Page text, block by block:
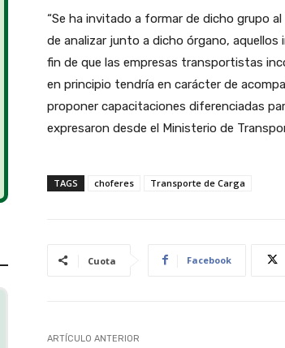
“Se ha invitado a formar de dicho grupo
de analizar junto a dicho órgano,
fin de que las empresas transportistas
en principio tendría en carácter de
proponer capacitaciones diferenciadas
expresaron desde el Ministerio de
TAGS choferes Transporte de Carga
Cuota Facebook
ARTÍCULO ANTERIOR